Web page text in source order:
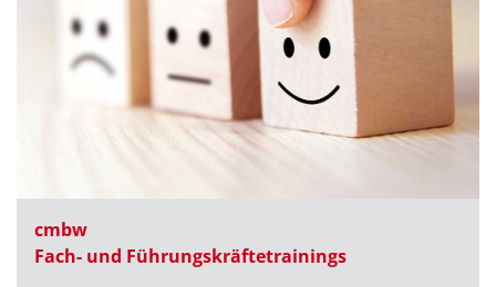
cmbw
Fach- und Führungskräfte­trainings